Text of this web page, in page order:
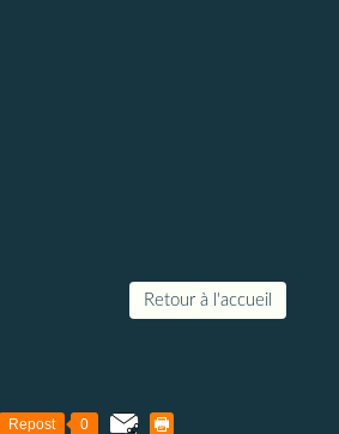
Retour à l'accueil
Repost 0